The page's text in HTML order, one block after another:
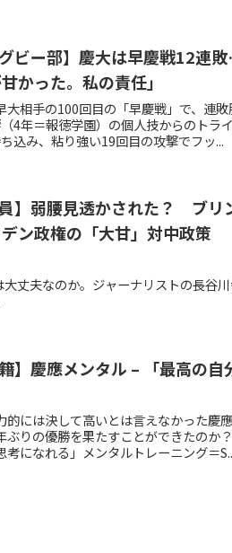
ビー部】慶大は早慶戦12連
かった。私の責任」
大相手の100回目の「早慶戦」で、連
4年＝報徳学園）の個人技からのトラ
込み、粘り強い19回目の攻撃でフッ...
】弱腰見透かされた？ ブリ
ン政権の「大甘」対中政策
丈夫なのか。ジャーナリストの長谷
】慶應メンタル – 「最高の自
には決して高いとは言えなかった慶
ぶりの優勝を果たすことができたの
になれる」メンタルトレーニング＝